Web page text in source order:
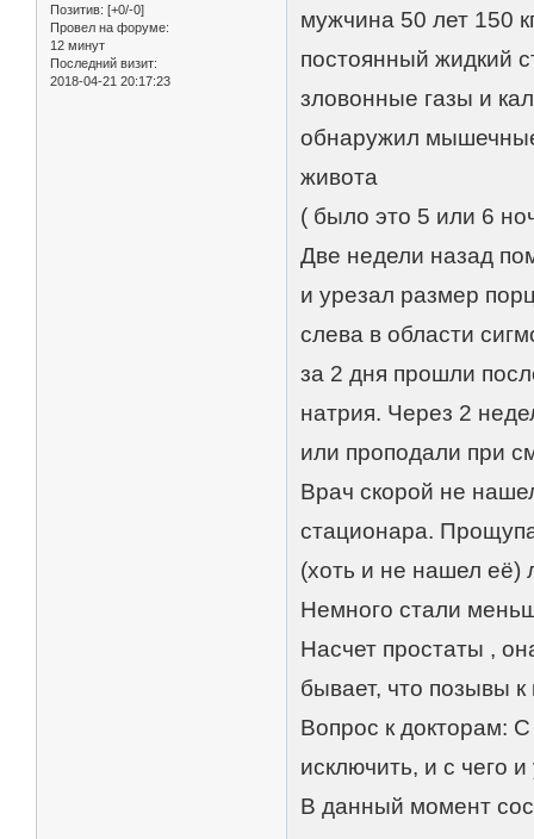
Позитив: [+0/-0]
Провел на форуме:
12 минут
Последний визит:
2018-04-21 20:17:23
мужчина 50 лет 150
постоянный жидкий
зловонные газы и
обнаружил
живота
( было это 5 или 6
Две недели назад
и урезал размер
слева в области
за 2 дня прошли
натрия. Через 2
или проподали при
Врач скорой не
стационара.
(хоть и не нашел её)
Немного стали
Насчет простаты ,
бывает, что позывы
Вопрос к докторам:
исключить, и с чего
В данный момент